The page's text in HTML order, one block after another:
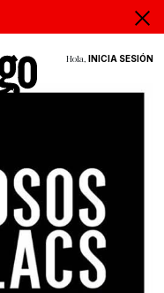
Hola, INICIA SESIÓN